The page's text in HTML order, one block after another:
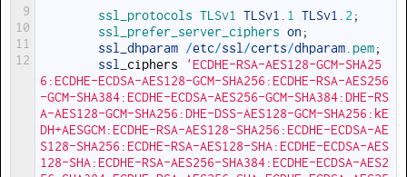
9
10
11
12
ssl_protocols TLSv1 TLSv1 1 TLSv1 2 ;
ssl_prefer_server_ciphers on ;
ssl_dhparam /etc/ssl /certs/dhparam .pem;
ssl
ciphers
'ECDHE-RSA-AES128-GCM-SHA25
6:ECDHE-ECDSA-AES128-GCM-SHA256:ECDHE-RSA-AES256
-GCM-SHA384:ECDHE-ECDSA-AES256-GCM-SHA384:DHE-RS
A-AES128-GCM-SHA256:DHE-DSS-AES128-GCM-SHA256:kE
DH+AESGCM:ECDHE-RSA-AES128-SHA256:ECDHE-ECDSA-AE
S128-SHA256:ECDHE-RSA-AES128-SHA:ECDHE-ECDSA-AES
128-SHA:ECDHE-RSA-AES256-SHA384:ECDHE-ECDSA-AES2